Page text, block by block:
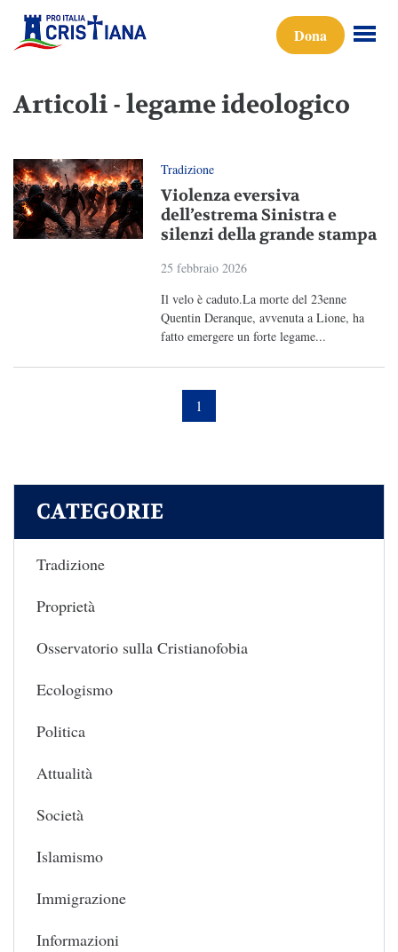
Dona
Articoli - legame ideologico
Tradizione
Violenza eversiva
dell’estrema Sinistra e
silenzi della grande stampa
25 febbraio 2026
Il velo è caduto.La morte del 23enne
Quentin Deranque, avvenuta a Lione, ha
fatto emergere un forte legame...
1
CATEGORIE
Tradizione
Proprietà
Osservatorio sulla Cristianofobia
Ecologismo
Politica
Attualità
Società
Islamismo
Immigrazione
Informazioni